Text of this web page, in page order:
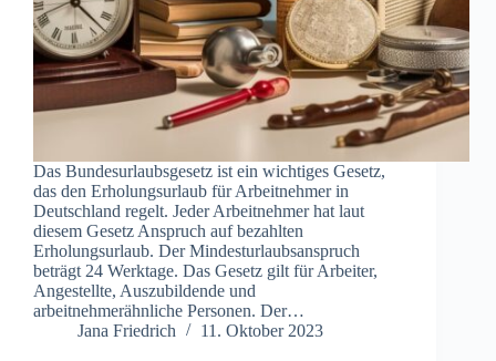
Das Bundesurlaubsgesetz ist ein wichtiges Gesetz,
das den Erholungsurlaub für Arbeitnehmer in
Deutschland regelt. Jeder Arbeitnehmer hat laut
diesem Gesetz Anspruch auf bezahlten
Erholungsurlaub. Der Mindesturlaubsanspruch
beträgt 24 Werktage. Das Gesetz gilt für Arbeiter,
Angestellte, Auszubildende und
arbeitnehmerähnliche Personen. Der…
Jana Friedrich
11. Oktober 2023